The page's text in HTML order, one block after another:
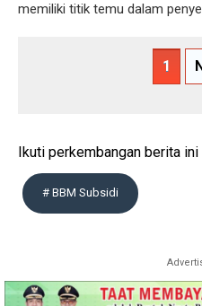
memiliki titik temu dalam
1
Ikuti perkembangan berita
# BBM Subsidi